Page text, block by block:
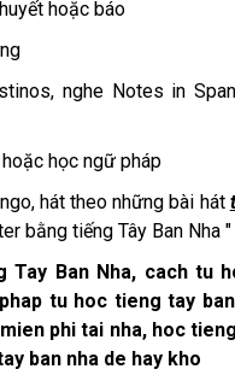
hoặc báo
nghe Notes in
học ngữ pháp
hát theo những bài hát
bằng tiếng Tây Ban Nha "
Tay Ban Nha, cach tu
tu hoc tieng tay
phi tai nha, hoc
ban nha de hay kho